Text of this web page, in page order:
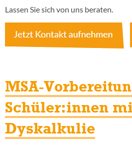
Lassen Sie sich von uns beraten.
MSA-
Schüler:innen
Dyskalkulie